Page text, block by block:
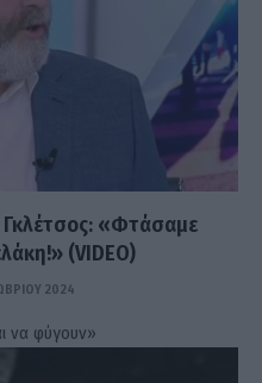
«Φτάσαμε
(VIDEO)
2024
να φύγουν»